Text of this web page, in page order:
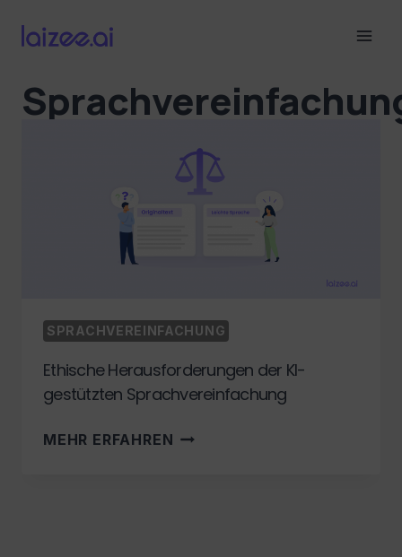
SPRACHVEREINFACHUNG
Ethische Herausforderungen der KI-
gestützten Sprachvereinfachung
MEHR ERFAHREN ETHISCHE